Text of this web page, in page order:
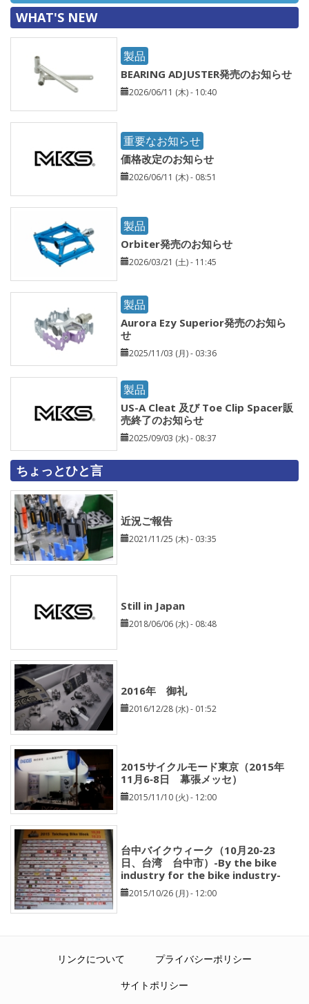
WHAT'S NEW
製品
BEARING ADJUSTER発売のお知らせ
2026/06/11 (木) - 10:40
重要なお知らせ
価格改定のお知らせ
2026/06/11 (木) - 08:51
製品
Orbiter発売のお知らせ
2026/03/21 (土) - 11:45
製品
Aurora Ezy Superior発売のお知ら
せ
2025/11/03 (月) - 03:36
製品
US-A Cleat 及び Toe Clip Spacer販
売終了のお知らせ
2025/09/03 (水) - 08:37
ちょっとひと言
近況ご報告
2021/11/25 (木) - 03:35
Still in Japan
2018/06/06 (水) - 08:48
2016年 御礼
2016/12/28 (水) - 01:52
2015サイクルモード東京（2015年
11月6‐8日 幕張メッセ）
2015/11/10 (火) - 12:00
台中バイクウィーク（10月20‐23
日、台湾 台中市）-By the bike
industry for the bike industry-
2015/10/26 (月) - 12:00
リンクについて
プライバシーポリシー
サイトポリシー